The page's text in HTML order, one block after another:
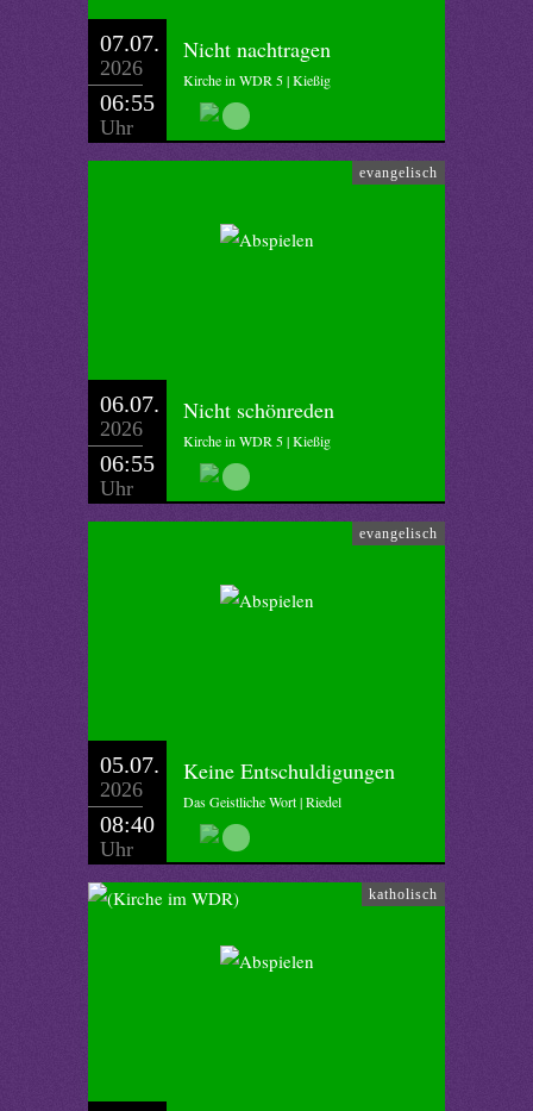
07.07.
2026
06:55
Uhr
Nicht nachtragen
Kirche in WDR 5 | Kießig
evangelisch
06.07.
2026
06:55
Uhr
Nicht schönreden
Kirche in WDR 5 | Kießig
evangelisch
05.07.
2026
08:40
Uhr
Keine Entschuldigungen
Das Geistliche Wort | Riedel
katholisch